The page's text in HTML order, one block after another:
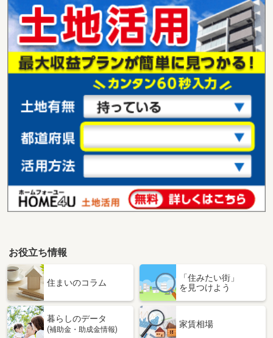
価 格
300万円
住 所
新潟県見附市双葉町
用途地域 １種住居
土地面積 149.05m²
新潟県長岡市曲新町
価 格
1,599万円
住 所
新潟県長岡市曲新町
用途地域 無指定
お役立ち情報
住まいのコラム
「住みたい街」
を見つけよう
暮らしのデータ
(補助金・助成金情報)
家賃相場